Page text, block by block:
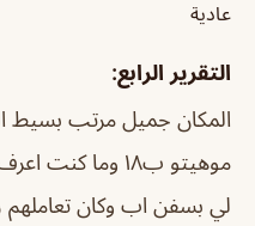
عادية
التقرير الرابع:
المكان جميل مرتب بسيط
موهيتو ب١٨ وما
لي بسفن اب وكان تعاملهم